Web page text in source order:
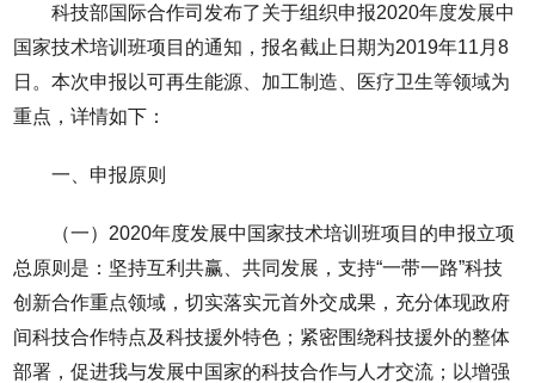
科技部国际合作司发布了关于组织申报2020年度发展中
国家技术培训班项目的通知，报名截止日期为2019年11月8
日。本次申报以可再生能源、加工制造、医疗卫生等领域为
重点，详情如下：
一、申报原则
（一）2020年度发展中国家技术培训班项目的申报立项
总原则是：坚持互利共赢、共同发展，支持“一带一路”科技
创新合作重点领域，切实落实元首外交成果，充分体现政府
间科技合作特点及科技援外特色；紧密围绕科技援外的整体
部署，促进我与发展中国家的科技合作与人才交流；以增强